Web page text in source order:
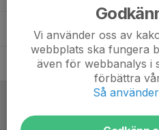
Kujtim Latifi
Martin Laneryd
Referat
Vi använder oss av
webbplats ska fungera
även för webbanalys i
förbättra
Så